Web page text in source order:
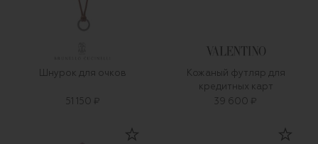
Шнурок для очков
51 150 ₽
Кожаный футляр для
кредитных карт
39 600 ₽